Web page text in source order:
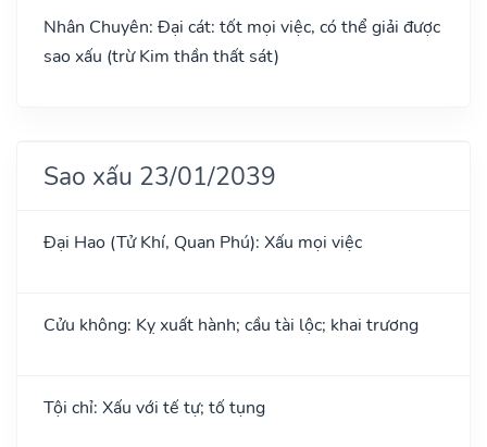
Nhân Chuyên: Đại cát: tốt mọi việc, có thể giải được
sao xấu (trừ Kim thần thất sát)
Sao xấu 23/01/2039
Đại Hao (Tử Khí, Quan Phú): Xấu mọi việc
Cửu không: Kỵ xuất hành; cầu tài lộc; khai trương
Tội chỉ: Xấu với tế tự; tố tụng